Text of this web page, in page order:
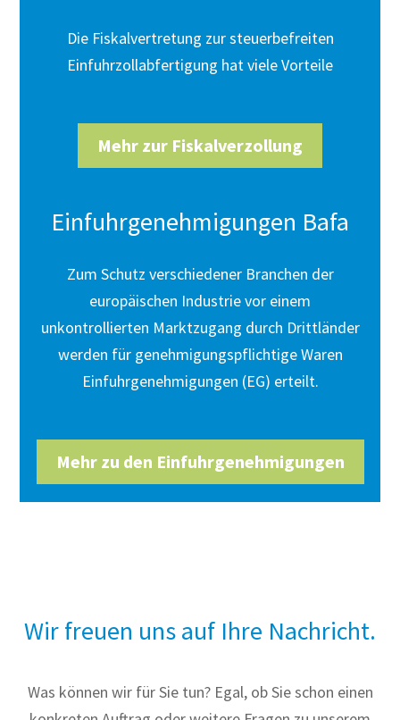
Die Fiskalvertretung zur steuerbefreiten
Einfuhrzollabfertigung hat viele Vorteile
Mehr zur Fiskalverzollung
Einfuhrgenehmigungen Bafa
Zum Schutz verschiedener Branchen der
europäischen Industrie vor einem
unkontrollierten Marktzugang durch Drittländer
werden für genehmigungspflichtige Waren
Einfuhrgenehmigungen (EG) erteilt.
Mehr zu den Einfuhrgenehmigungen
Wir freuen uns auf Ihre Nachricht.
Was können wir für Sie tun? Egal, ob Sie schon einen